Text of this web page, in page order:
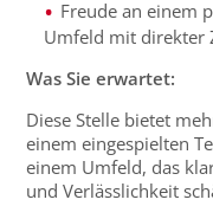
Freude an einem
Umfeld mit direkter
Was Sie erwartet:
Diese Stelle bietet
einem eingespielten
einem Umfeld, das
und Verlässlichkeit